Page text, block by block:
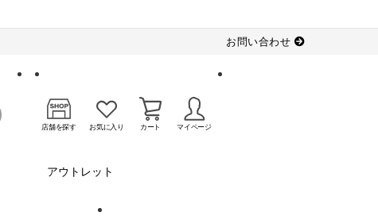
お問い合わせ
店舗を探す お気に入り カート マイページ
アウトレット